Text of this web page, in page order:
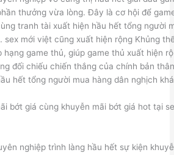
thưởng vừa lòng. Đây là cơ hội để
tranh tài xuất hiện hầu hết tổng người
sex mới việt cũng xuất hiện rộng Khủng
hạng game thủ, giúp game thủ xuất hiện
đối chiếu chiến thắng của chính bản
hết tổng người mua hàng dân nghịch
bớt giá cùng khuyễn mãi bớt giá hot tại
nghiệp trình làng hầu hết sự kiện